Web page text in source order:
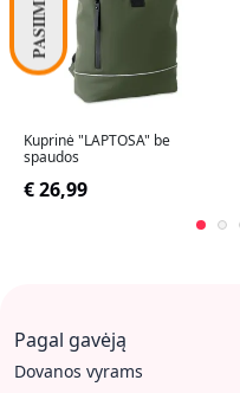
Kuprinė "LAPTOSA" be
spaudos
€ 26,99
Pagal gavėją
Dovanos vyrams